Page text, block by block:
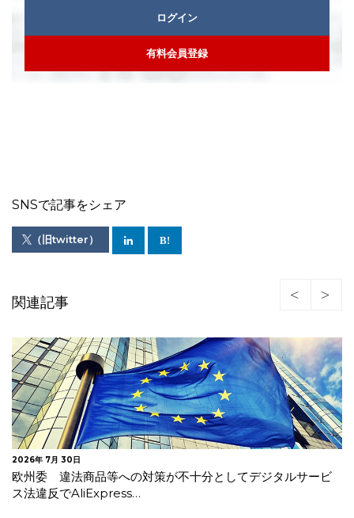
ログイン
有料会員登録
SNSで記事をシェア
（旧twitter）
関連記事
2026年 7月 24日
イタリア 年齢確認及びAIモデル事前学習に関する情報提供
の不備等で米国生成AI企業に…